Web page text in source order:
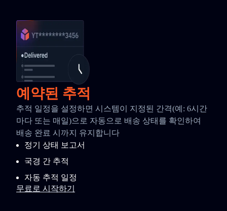
예약된 추적
추적 일정을 설정하면 시스템이 지정된 간격(예: 6시간
마다 또는 매일)으로 자동으로 배송 상태를 확인하여
배송 완료 시까지 유지합니다
정기 상태 보고서
국경 간 추적
자동 추적 일정
무료로 시작하기